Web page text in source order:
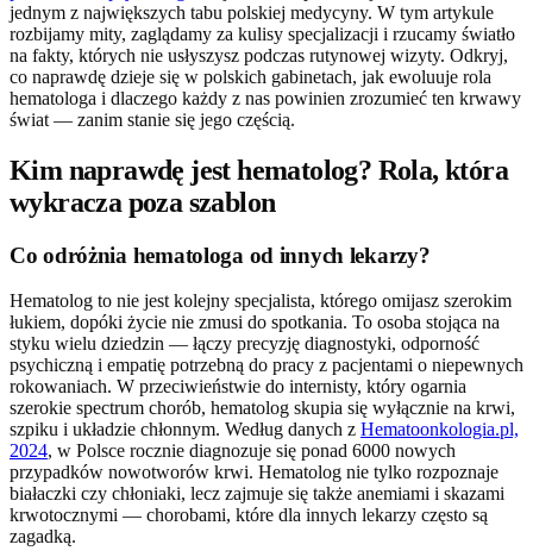
jednym z największych tabu polskiej medycyny. W tym artykule
rozbijamy mity, zaglądamy za kulisy specjalizacji i rzucamy światło
na fakty, których nie usłyszysz podczas rutynowej wizyty. Odkryj,
co naprawdę dzieje się w polskich gabinetach, jak ewoluuje rola
hematologa i dlaczego każdy z nas powinien zrozumieć ten krwawy
świat — zanim stanie się jego częścią.
Kim naprawdę jest hematolog? Rola, która
wykracza poza szablon
Co odróżnia hematologa od innych lekarzy?
Hematolog to nie jest kolejny specjalista, którego omijasz szerokim
łukiem, dopóki życie nie zmusi do spotkania. To osoba stojąca na
styku wielu dziedzin — łączy precyzję diagnostyki, odporność
psychiczną i empatię potrzebną do pracy z pacjentami o niepewnych
rokowaniach. W przeciwieństwie do internisty, który ogarnia
szerokie spectrum chorób, hematolog skupia się wyłącznie na krwi,
szpiku i układzie chłonnym. Według danych z Hematoonkologia.pl,
2024, w Polsce rocznie diagnozuje się ponad 6000 nowych
przypadków nowotworów krwi. Hematolog nie tylko rozpoznaje
białaczki czy chłoniaki, lecz zajmuje się także anemiami i skazami
krwotocznymi — chorobami, które dla innych lekarzy często są
zagadką.